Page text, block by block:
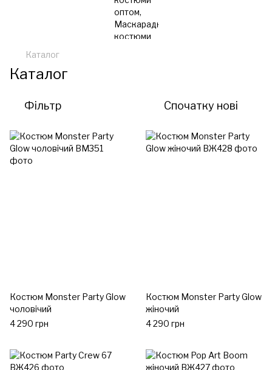
Каталог
Каталог
Фільтр Спочатку нові
Костюм Monster Party Glow
чоловічий
4 290 грн
Костюм Monster Party Glow
жіночий
4 290 грн